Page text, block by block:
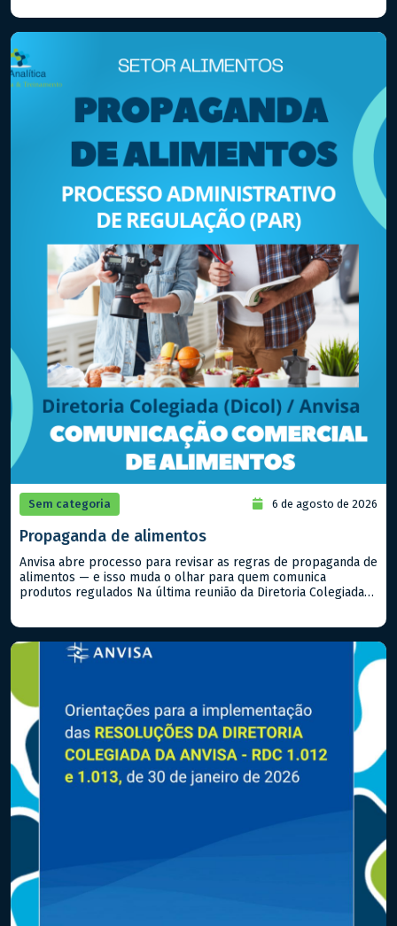
Sem categoria 6 de agosto de 2026
Propaganda de alimentos
Anvisa abre processo para revisar as regras de propaganda de
alimentos — e isso muda o olhar para quem comunica
produtos regulados Na última reunião da Diretoria Colegiada